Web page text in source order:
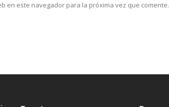
en este navegador para la próxima vez que comente.